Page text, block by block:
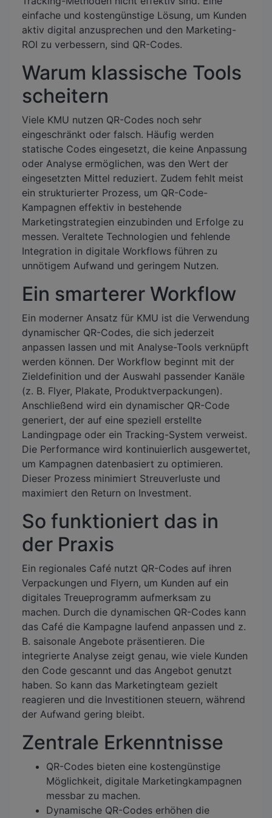
einfache und kostengünstige Lösung, um Kunden
aktiv digital anzusprechen und den Marketing-
ROI zu verbessern, sind QR-Codes.
Warum klassische Tools
scheitern
Viele KMU nutzen QR-Codes noch sehr
eingeschränkt oder falsch. Häufig werden
statische Codes eingesetzt, die keine Anpassung
oder Analyse ermöglichen, was den Wert der
eingesetzten Mittel reduziert. Zudem fehlt meist
ein strukturierter Prozess, um QR-Code-
Kampagnen effektiv in bestehende
Marketingstrategien einzubinden und Erfolge zu
messen. Veraltete Technologien und fehlende
Integration in digitale Workflows führen zu
unnötigem Aufwand und geringem Nutzen.
Ein smarterer Workflow
Ein moderner Ansatz für KMU ist die Verwendung
dynamischer QR-Codes, die sich jederzeit
anpassen lassen und mit Analyse-Tools verknüpft
werden können. Der Workflow beginnt mit der
Zieldefinition und der Auswahl passender Kanäle
(z. B. Flyer, Plakate, Produktverpackungen).
Anschließend wird ein dynamischer QR-Code
generiert, der auf eine speziell erstellte
Landingpage oder ein Tracking-System verweist.
Die Performance wird kontinuierlich ausgewertet,
um Kampagnen datenbasiert zu optimieren.
Dieser Prozess minimiert Streuverluste und
maximiert den Return on Investment.
So funktioniert das in
der Praxis
Ein regionales Café nutzt QR-Codes auf ihren
Verpackungen und Flyern, um Kunden auf ein
digitales Treueprogramm aufmerksam zu
machen. Durch die dynamischen QR-Codes kann
das Café die Kampagne laufend anpassen und z.
B. saisonale Angebote präsentieren. Die
integrierte Analyse zeigt genau, wie viele Kunden
den Code gescannt und das Angebot genutzt
haben. So kann das Marketingteam gezielt
reagieren und die Investitionen steuern, während
der Aufwand gering bleibt.
Zentrale Erkenntnisse
QR-Codes bieten eine kostengünstige
Möglichkeit, digitale Marketingkampagnen
messbar zu machen.
Dynamische QR-Codes erhöhen die